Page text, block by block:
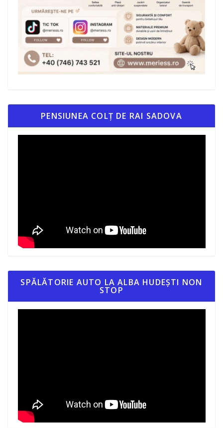
PENSIUNEA COLȚ DE RAI SADOVA
SPĂLĂTORIE AUTO LA ALBA HUDEȘTI NON
STOP